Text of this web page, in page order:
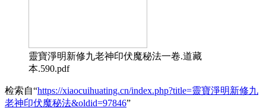
靈寶淨明新修九老神印伏魔秘法一卷.道藏
本.590.pdf
检索自“https://xiaocuihuating.cn/index.php?title=靈寶淨明新修九
老神印伏魔秘法&oldid=97846”